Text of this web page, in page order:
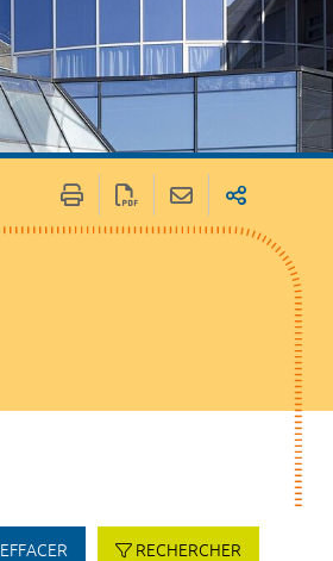
EFFACER RECHERCHER